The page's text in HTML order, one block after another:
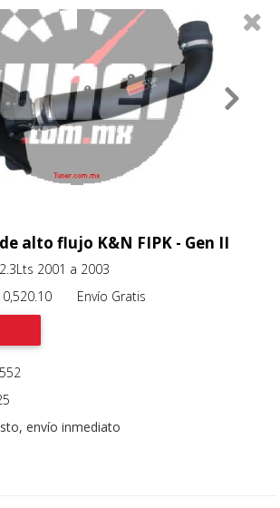
Filtros 0
alto flujo K&N FIPK - Gen II
2001 a 2003
Envío Gratis
envío inmediato